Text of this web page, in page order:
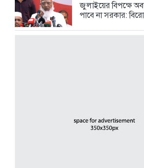
জুলাইয়ের বিপক্ষে
পাবে না সরকার: